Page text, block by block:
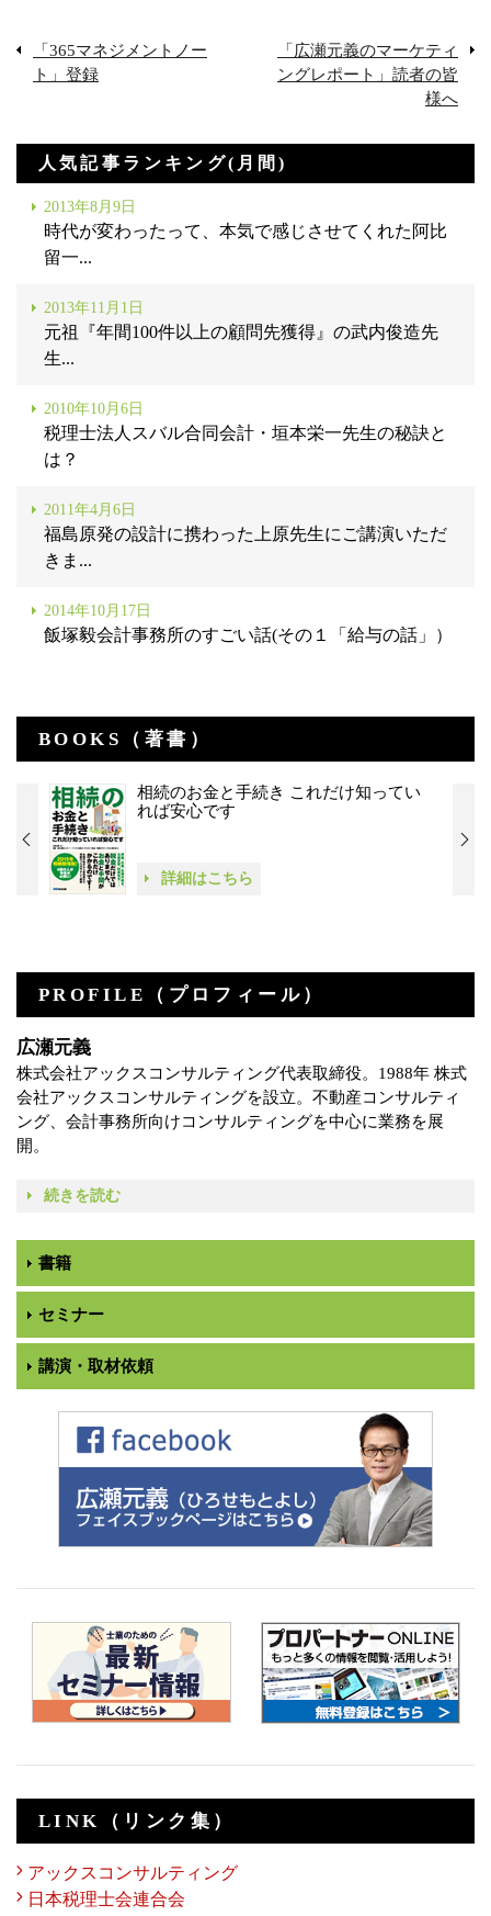
「365マネジメントノー
ト」登録
「広瀬元義のマーケティ
ングレポート」読者の皆
様へ
人気記事ランキング(月間)
2013年8月9日
時代が変わったって、本気で感じさせてくれた阿比
留一...
2013年11月1日
元祖『年間100件以上の顧問先獲得』の武内俊造先
生...
2010年10月6日
税理士法人スバル合同会計・垣本栄一先生の秘訣と
は？
2011年4月6日
福島原発の設計に携わった上原先生にご講演いただ
きま...
2014年10月17日
飯塚毅会計事務所のすごい話(その１「給与の話」）
BOOKS（著書）
相続のお金と手続き これだけ知ってい
れば安心です
詳細はこちら
PROFILE（プロフィール）
広瀬元義
株式会社アックスコンサルティング代表取締役。1988年 株式
会社アックスコンサルティングを設立。不動産コンサルティ
ング、会計事務所向けコンサルティングを中心に業務を展
開。
続きを読む
書籍
セミナー
講演・取材依頼
LINK（リンク集）
アックスコンサルティング
日本税理士会連合会